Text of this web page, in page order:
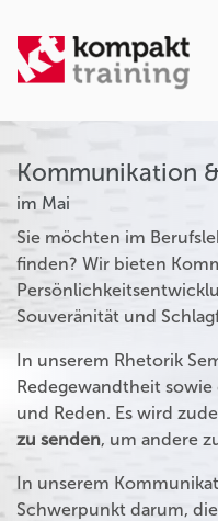
Kommunikation
im Mai
Sie möchten im
finden? Wir bieten
Souveränität und
In unserem Rhetorik
Redegewandtheit
und Reden. Es wird
zu senden, um andere
In unserem
Schwerpunkt darum,